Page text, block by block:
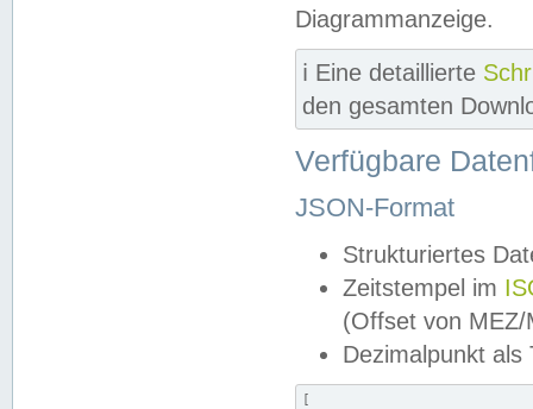
Diagrammanzeige.
ℹ️ Eine detaillierte
den gesamten
Verfügbare
JSON-Format
Strukturiertes
Zeitstempel im
(Offset von MEZ/
Dezimalpunkt als
[